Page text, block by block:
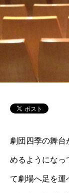
劇団四季の舞台
めるようになっ
て劇場へ足を運